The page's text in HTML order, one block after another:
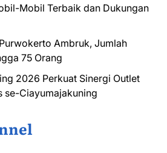
Mobil Terbaik dan Dukungan
Ambruk, Jumlah
75 Orang
2026 Perkuat Sinergi Outlet
se-Ciayumajakuning